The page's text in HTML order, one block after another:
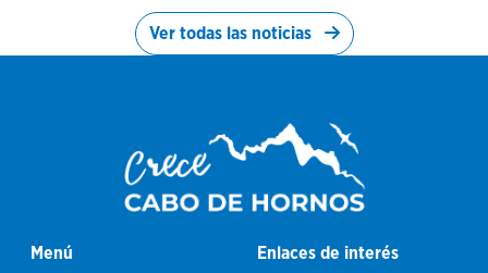
Ver todas las noticias
Menú Enlaces de interés